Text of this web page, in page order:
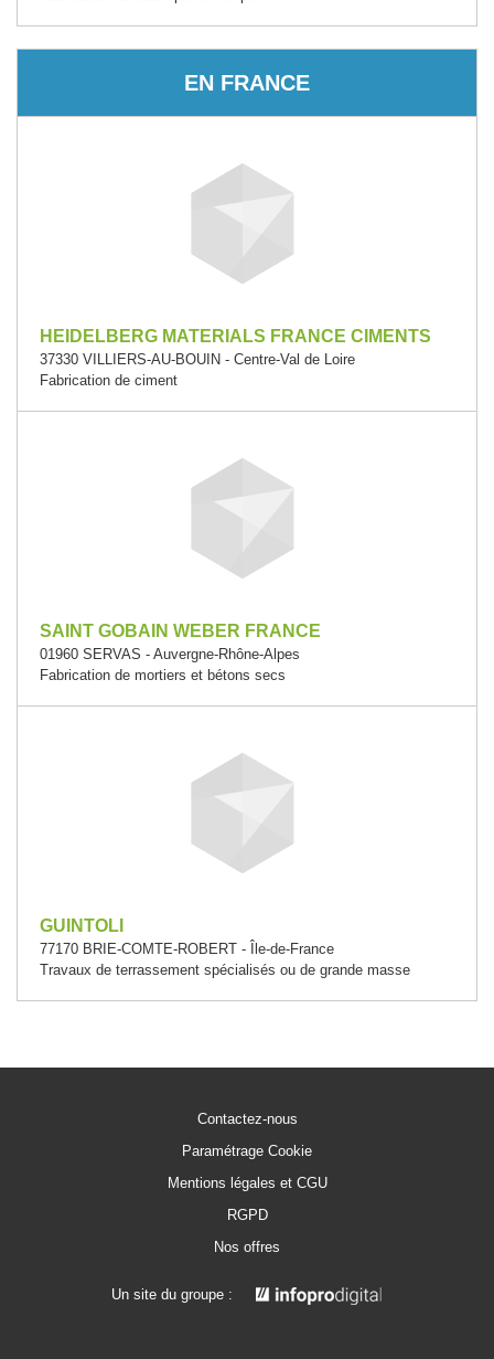
EN FRANCE
HEIDELBERG MATERIALS FRANCE CIMENTS
37330 VILLIERS-AU-BOUIN - Centre-Val de Loire
Fabrication de ciment
SAINT GOBAIN WEBER FRANCE
01960 SERVAS - Auvergne-Rhône-Alpes
Fabrication de mortiers et bétons secs
GUINTOLI
77170 BRIE-COMTE-ROBERT - Île-de-France
Travaux de terrassement spécialisés ou de grande masse
Contactez-nous
Paramétrage Cookie
Mentions légales et CGU
RGPD
Nos offres
Un site du groupe :